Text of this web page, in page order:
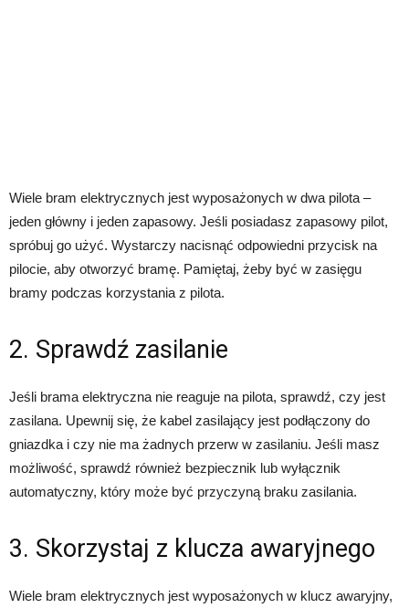
Wiele bram elektrycznych jest wyposażonych w dwa pilota –
jeden główny i jeden zapasowy. Jeśli posiadasz zapasowy pilot,
spróbuj go użyć. Wystarczy nacisnąć odpowiedni przycisk na
pilocie, aby otworzyć bramę. Pamiętaj, żeby być w zasięgu
bramy podczas korzystania z pilota.
2. Sprawdź zasilanie
Jeśli brama elektryczna nie reaguje na pilota, sprawdź, czy jest
zasilana. Upewnij się, że kabel zasilający jest podłączony do
gniazdka i czy nie ma żadnych przerw w zasilaniu. Jeśli masz
możliwość, sprawdź również bezpiecznik lub wyłącznik
automatyczny, który może być przyczyną braku zasilania.
3. Skorzystaj z klucza awaryjnego
Wiele bram elektrycznych jest wyposażonych w klucz awaryjny,